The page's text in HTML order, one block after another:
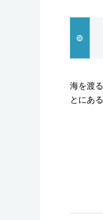
スポーツ・
海を渡
とにあ